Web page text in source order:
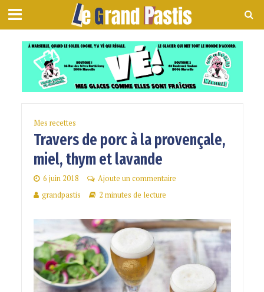
Mes recettes
Travers de porc à la provençale,
miel, thym et lavande
6 juin 2018
Ajoute un commentaire
grandpastis
2 minutes de lecture